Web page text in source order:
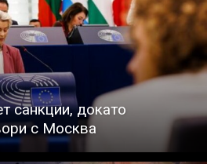
санкции, докато
с Москва